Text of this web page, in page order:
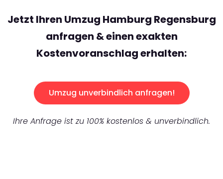
Jetzt Ihren Umzug Hamburg Regensburg
anfragen & einen exakten
Kostenvoranschlag erhalten:
Umzug unverbindlich anfragen!
Ihre Anfrage ist zu 100% kostenlos & unverbindlich.